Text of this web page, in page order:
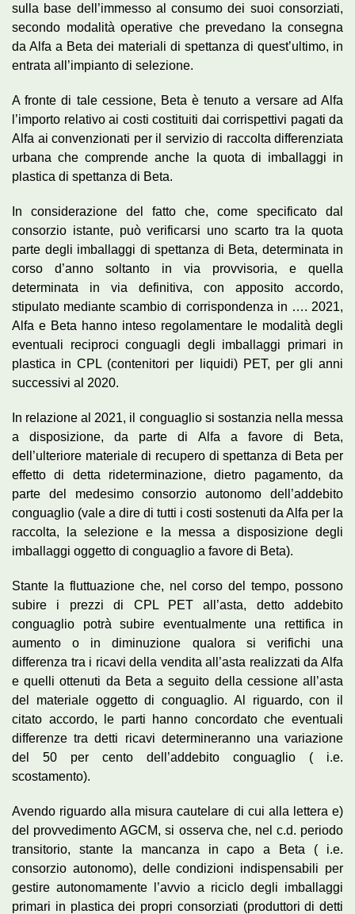
sulla base dell’immesso al consumo dei suoi consorziati,
secondo modalità operative che prevedano la consegna
da Alfa a Beta dei materiali di spettanza di quest’ultimo, in
entrata all’impianto di selezione.
A fronte di tale cessione, Beta è tenuto a versare ad Alfa
l’importo relativo ai costi costituiti dai corrispettivi pagati da
Alfa ai convenzionati per il servizio di raccolta differenziata
urbana che comprende anche la quota di imballaggi in
plastica di spettanza di Beta.
In considerazione del fatto che, come specificato dal
consorzio istante, può verificarsi uno scarto tra la quota
parte degli imballaggi di spettanza di Beta, determinata in
corso d’anno soltanto in via provvisoria, e quella
determinata in via definitiva, con apposito accordo,
stipulato mediante scambio di corrispondenza in …. 2021,
Alfa e Beta hanno inteso regolamentare le modalità degli
eventuali reciproci conguagli degli imballaggi primari in
plastica in CPL (contenitori per liquidi) PET, per gli anni
successivi al 2020.
In relazione al 2021, il conguaglio si sostanzia nella messa
a disposizione, da parte di Alfa a favore di Beta,
dell’ulteriore materiale di recupero di spettanza di Beta per
effetto di detta rideterminazione, dietro pagamento, da
parte del medesimo consorzio autonomo dell’addebito
conguaglio (vale a dire di tutti i costi sostenuti da Alfa per la
raccolta, la selezione e la messa a disposizione degli
imballaggi oggetto di conguaglio a favore di Beta).
Stante la fluttuazione che, nel corso del tempo, possono
subire i prezzi di CPL PET all’asta, detto addebito
conguaglio potrà subire eventualmente una rettifica in
aumento o in diminuzione qualora si verifichi una
differenza tra i ricavi della vendita all’asta realizzati da Alfa
e quelli ottenuti da Beta a seguito della cessione all’asta
del materiale oggetto di conguaglio. Al riguardo, con il
citato accordo, le parti hanno concordato che eventuali
differenze tra detti ricavi determineranno una variazione
del 50 per cento dell’addebito conguaglio ( i.e.
scostamento).
Avendo riguardo alla misura cautelare di cui alla lettera e)
del provvedimento AGCM, si osserva che, nel c.d. periodo
transitorio, stante la mancanza in capo a Beta ( i.e.
consorzio autonomo), delle condizioni indispensabili per
gestire autonomamente l’avvio a riciclo degli imballaggi
primari in plastica dei propri consorziati (produttori di detti